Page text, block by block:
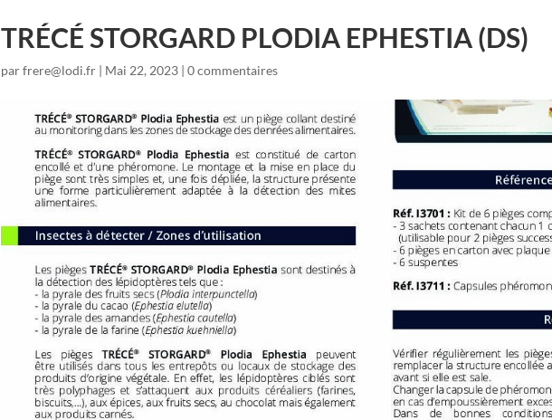
TRÉCÉ STORGARD PLODIA EPHESTIA (DS)
parfrere@lodi.fr| Mai 22, 2023| 0 commentaires